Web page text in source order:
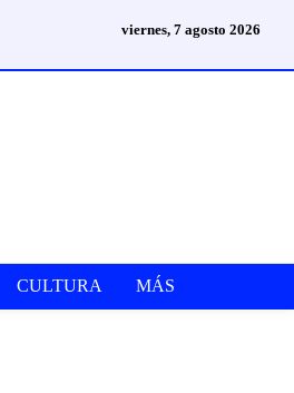
viernes, 7 agosto 2026
CULTURA MÁS